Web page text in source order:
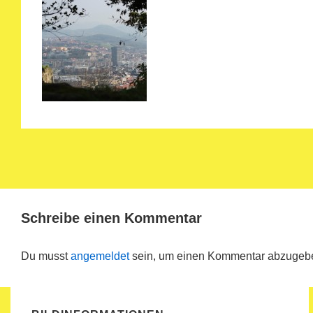
Schreibe einen Kommentar
Du musstangemeldetsein, um einen Kommentar